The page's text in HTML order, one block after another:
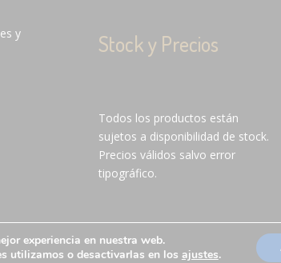
y
Stock y Precios
Todos los productos están
sujetos a disponibilidad de stock.
Precios válidos salvo error
tipográfico.
2025®| Aviso Legal|Política de Privacidad
experiencia en nuestra web.
utilizamos o desactivarlas en los ajustes.